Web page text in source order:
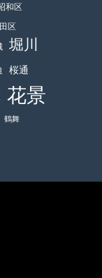
和区
区
堀川
桜通
花景
鶴舞